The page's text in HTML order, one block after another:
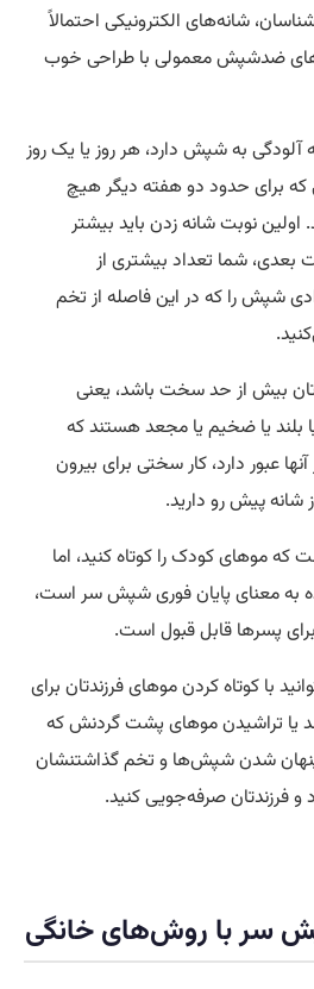
شانه‌های الکترونیکی احتمالاً
ضدشپش معمولی با طراحی خوب
به شپش دارد، هر روز یا یک روز
که برای حدود دو هفته دیگر هیچ
نوبت شانه زدن باید بیشتر
بعدی، شما تعداد بیشتری از
شپش را که در این فاصله از تخم
بیش از حد سخت باشد، یعنی
بلند یا ضخیم یا مجعد هستند که
آنها عبور دارد، کار سختی برای بیرون
شانه پیش رو دارید.
که موهای کودک را کوتاه‌ کنید، اما
به معنای پایان فوری شپش سر است،
پسرها قابل قبول است.
با کوتاه کردن موهای فرزندتان برای
یا تراشیدن موهای پشت گردنش که
شدن شپش‌ها و تخم گذاشتنشان
صرفه‌جویی کنید.
سر با روش‌های خانگی